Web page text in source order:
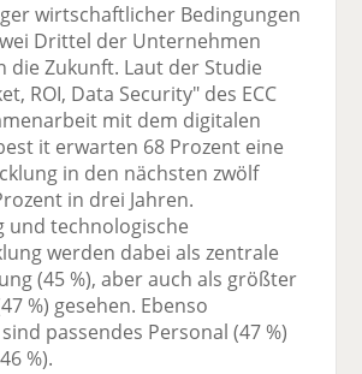
wirtschaftlicher Bedingungen
Drittel der Unternehmen
die Zukunft. Laut der Studie
ROI, Data Security" des ECC
mit dem digitalen
it erwarten 68 Prozent eine
in den nächsten zwölf
in drei Jahren.
und technologische
werden dabei als zentrale
(45 %), aber auch als größter
%) gesehen. Ebenso
passendes Personal (47 %)
%).